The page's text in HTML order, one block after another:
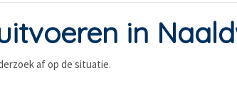
in
af op de situatie.